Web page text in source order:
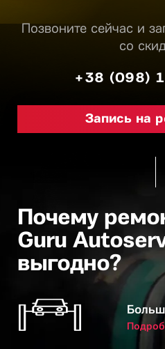
Позвоните сейчас и
со
+38 (098)
Запись на
Почему
Guru
выгодно?